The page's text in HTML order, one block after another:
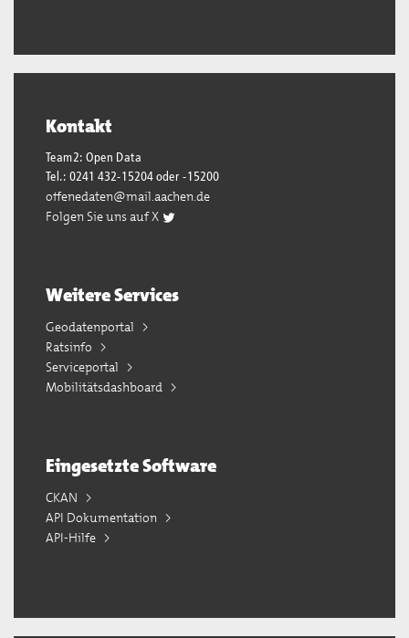
Kontakt
Team2: Open Data
Tel.: 0241 432-15204 oder -15200
offenedaten@mail.aachen.de
Folgen Sie uns auf X
Weitere Services
Geodatenportal
Ratsinfo
Serviceportal
Mobilitätsdashboard
Eingesetzte Software
CKAN
API Dokumentation
API-Hilfe